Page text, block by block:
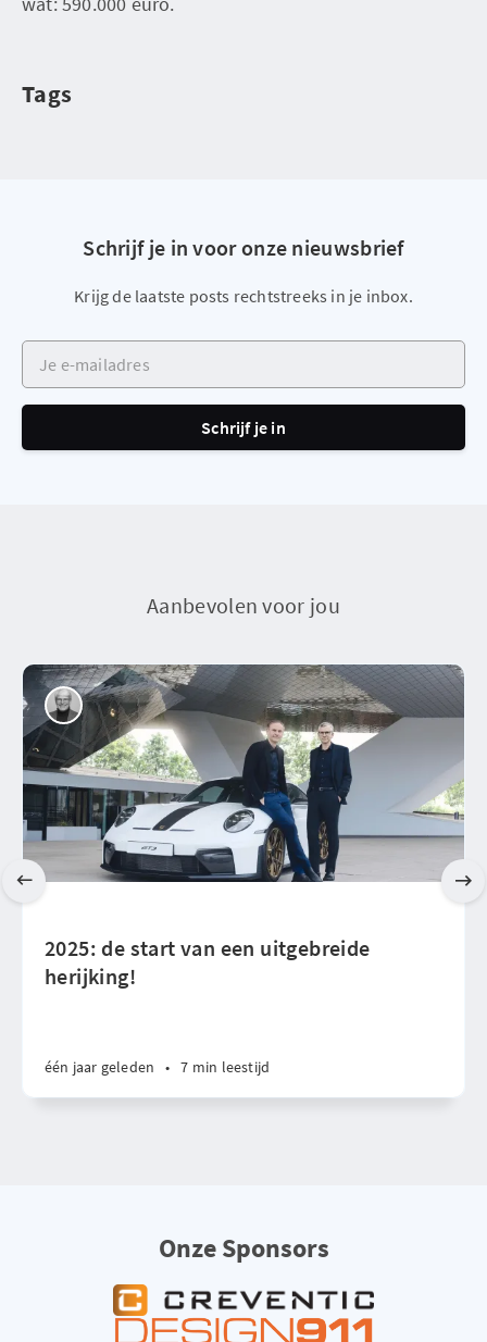
Tags
Schrijf je in voor onze nieuwsbrief
Krijg de laatste posts rechtstreeks in je inbox.
Je e-mailadres
Schrijf je in
Aanbevolen voor jou
2025: de start van een uitgebreide
herijking!
één jaar geleden • 7 min leestijd
Onze Sponsors